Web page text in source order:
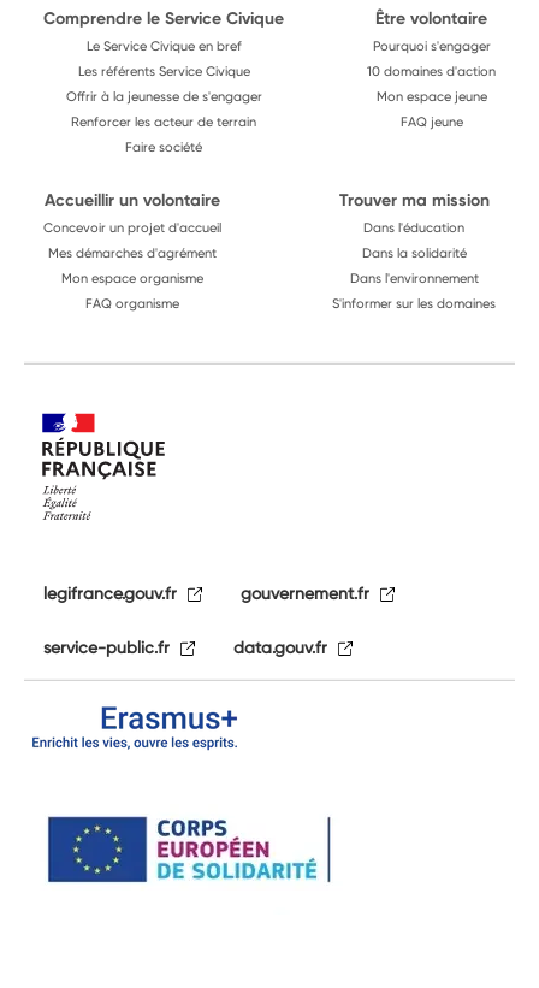
Comprendre le Service Civique
Le Service Civique en bref
Les référents Service Civique
Offrir à la jeunesse de s'engager
Renforcer les acteur de terrain
Faire société
Être volontaire
Pourquoi s'engager
10 domaines d'action
Mon espace jeune
FAQ jeune
Accueillir un volontaire
Concevoir un projet d'accueil
Mes démarches d'agrément
Mon espace organisme
FAQ organisme
Trouver ma mission
Dans l'éducation
Dans la solidarité
Dans l'environnement
S'informer sur les domaines
legifrance.gouv.fr gouvernement.fr
service-public.fr data.gouv.fr